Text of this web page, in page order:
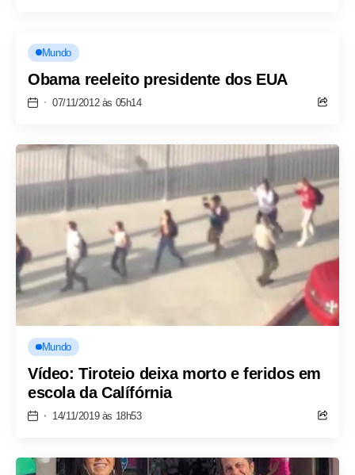
Mundo
Obama reeleito presidente dos EUA
07/11/2012 às 05h14
Mundo
Vídeo: Tiroteio deixa morto e feridos em
escola da Calífórnia
14/11/2019 às 18h53